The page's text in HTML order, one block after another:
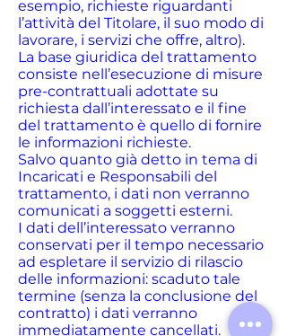
esempio, richieste riguardanti
l’attività del Titolare, il suo modo di
lavorare, i servizi che offre, altro).
La base giuridica del trattamento
consiste nell’esecuzione di misure
pre-contrattuali adottate su
richiesta dall’interessato e il fine
del trattamento è quello di fornire
le informazioni richieste.
Salvo quanto già detto in tema di
Incaricati e Responsabili del
trattamento, i dati non verranno
comunicati a soggetti esterni.
I dati dell’interessato verranno
conservati per il tempo necessario
ad espletare il servizio di rilascio
delle informazioni: scaduto tale
termine (senza la conclusione del
contratto) i dati verranno
immediatamente cancellati.